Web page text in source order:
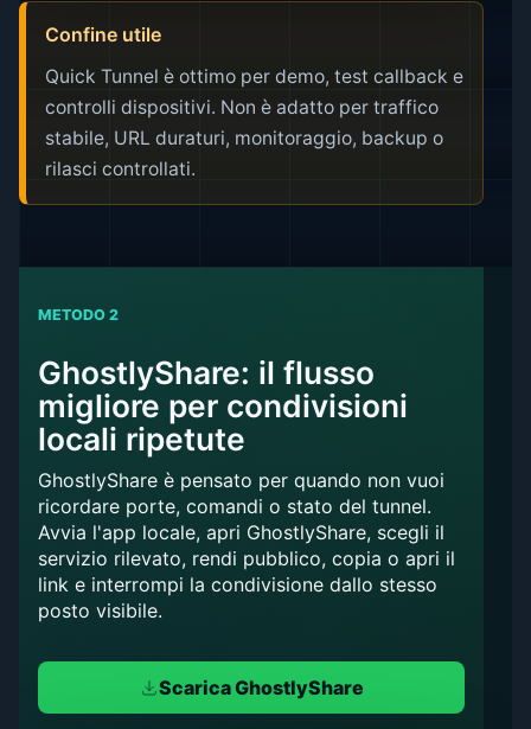
Confine utile
Quick Tunnel è ottimo per demo, test callback e
controlli dispositivi. Non è adatto per traffico
stabile, URL duraturi, monitoraggio, backup o
rilasci controllati.
METODO 2
GhostlyShare: il flusso
migliore per condivisioni
locali ripetute
GhostlyShare è pensato per quando non vuoi
ricordare porte, comandi o stato del tunnel.
Avvia l'app locale, apri GhostlyShare, scegli il
servizio rilevato, rendi pubblico, copia o apri il
link e interrompi la condivisione dallo stesso
posto visibile.
Scarica GhostlyShare